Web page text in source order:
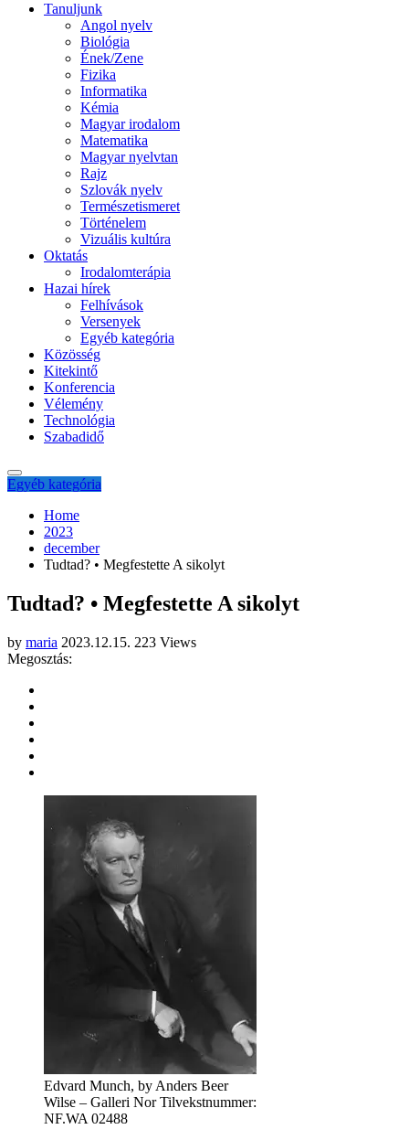
Tanuljunk
Angol nyelv
Biológia
Ének/Zene
Fizika
Informatika
Kémia
Magyar irodalom
Matematika
Magyar nyelvtan
Rajz
Szlovák nyelv
Természetismeret
Történelem
Vizuális kultúra
Oktatás
Irodalomterápia
Hazai hírek
Felhívások
Versenyek
Egyéb kategória
Közösség
Kitekintő
Konferencia
Vélemény
Technológia
Szabadidő
Egyéb kategória
Home
2023
december
Tudtad? • Megfestette A sikolyt
Tudtad? • Megfestette A sikolyt
by maria 2023.12.15. 223 Views
Megosztás:
Edvard Munch, by Anders Beer
Wilse – Galleri Nor Tilvekstnummer:
NF.WA 02488